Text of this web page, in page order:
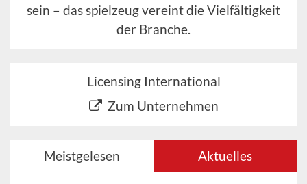
sein – das spielzeug vereint die Vielfältigkeit
der Branche.
Licensing International
Zum Unternehmen
Meistgelesen Aktuelles